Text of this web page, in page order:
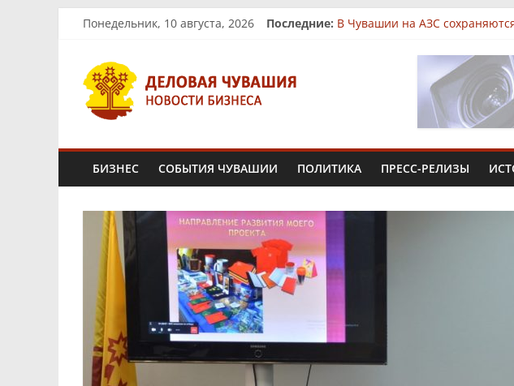
Понедельник, 10 августа, 2026 Последние: В Чувашии на АЗС
Бизнес-парк «КУБ»: всё
Фермер из Чувашии увеличит
«Юнител Инжиниринг»
Деловая
Чувашия.
Новости
бизнеса
и
экономики
Новости
Чувашской
Республики
БИЗНЕС СОБЫТИЯ ЧУВАШИИ ПОЛИТИКА ПРЕСС-РЕЛИЗЫ